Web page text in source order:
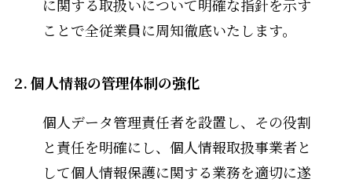
に関する取扱いについて明確な指針を示す
ことで全従業員に周知徹底いたします。
2.個人情報の管理体制の強化
個人データ管理責任者を設置し、その役割
と責任を明確にし、個人情報取扱事業者と
して個人情報保護に関する業務を適切に遂